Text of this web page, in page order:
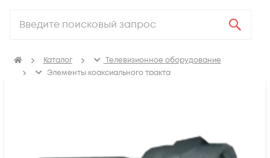
Каталог
Телевизионное оборудование
Элементы коаксиального тракта